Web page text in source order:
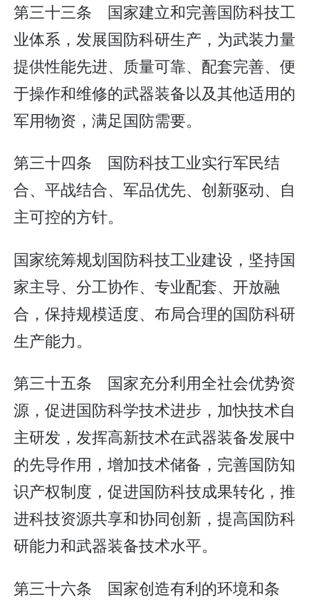
第三十三条 国家建立和完善国防科技工
业体系，发展国防科研生产，为武装力量
提供性能先进、质量可靠、配套完善、便
于操作和维修的武器装备以及其他适用的
军用物资，满足国防需要。
第三十四条 国防科技工业实行军民结
合、平战结合、军品优先、创新驱动、自
主可控的方针。
国家统筹规划国防科技工业建设，坚持国
家主导、分工协作、专业配套、开放融
合，保持规模适度、布局合理的国防科研
生产能力。
第三十五条 国家充分利用全社会优势资
源，促进国防科学技术进步，加快技术自
主研发，发挥高新技术在武器装备发展中
的先导作用，增加技术储备，完善国防知
识产权制度，促进国防科技成果转化，推
进科技资源共享和协同创新，提高国防科
研能力和武器装备技术水平。
第三十六条 国家创造有利的环境和条